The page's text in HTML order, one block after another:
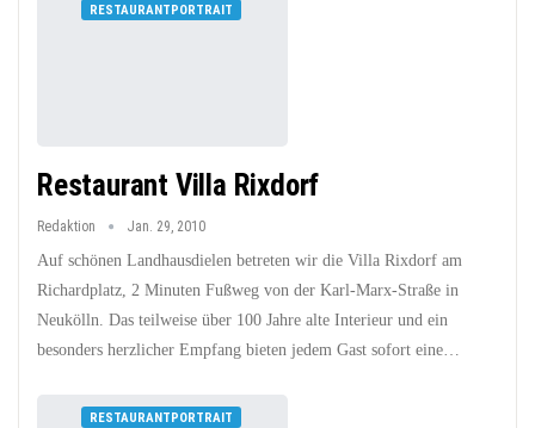
RESTAURANTPORTRAIT
Restaurant Villa Rixdorf
Redaktion Jan. 29, 2010
Auf schönen Landhausdielen betreten wir die Villa Rixdorf am
Richardplatz, 2 Minuten Fußweg von der Karl-Marx-Straße in
Neukölln. Das teilweise über 100 Jahre alte Interieur und ein
besonders herzlicher Empfang bieten jedem Gast sofort eine…
RESTAURANTPORTRAIT